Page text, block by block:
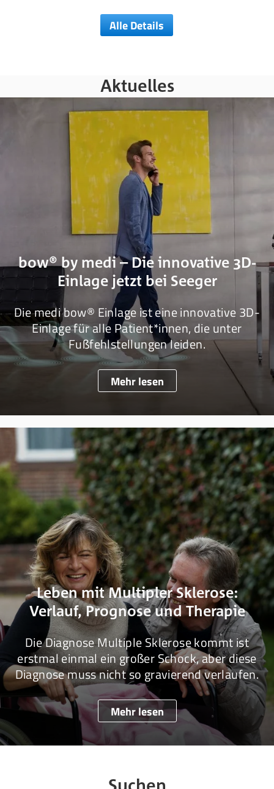
Alle Details
Aktuelles
bow® by medi – Die innovative 3D-
Einlage jetzt bei Seeger
Die medi bow® Einlage ist eine innovative 3D-
Einlage für alle Patient*innen, die unter
Fußfehlstellungen leiden.
Mehr lesen
Leben mit Multipler Sklerose:
Verlauf, Prognose und Therapie
Die Diagnose Multiple Sklerose kommt ist
erstmal einmal ein großer Schock, aber diese
Diagnose muss nicht so gravierend verlaufen.
Mehr lesen
Suchen